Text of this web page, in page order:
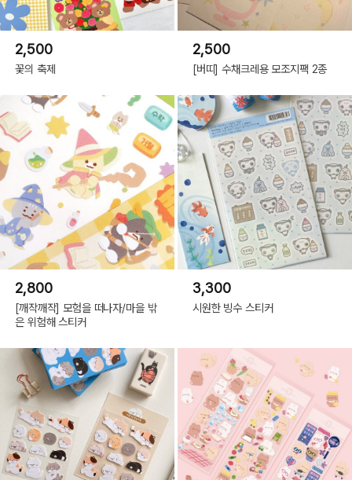
2,500
꽃의 축제
2,500
[버띠] 수채크레용 모조지팩 2종
2,800
[깨작깨작] 모험을 떠나자/마을 밖
은 위험해 스티커
3,300
시원한 빙수 스티커